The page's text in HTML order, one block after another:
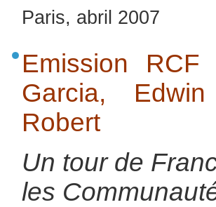
Paris, abril 2007
Emission
Garcia,
Robert
Un tour de
les